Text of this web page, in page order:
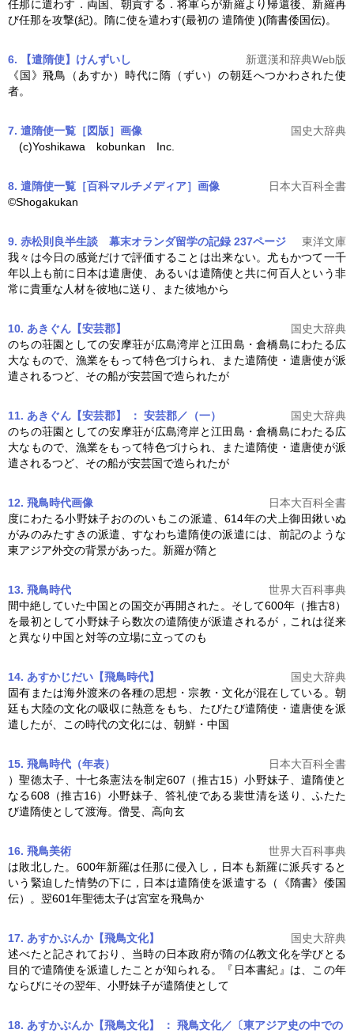
任那に遣わす．両国、朝貢する．将軍らが新羅より帰還後、新羅再
び任那を攻撃(紀)。隋に使を遣わす(最初の 遣隋使 )(隋書倭国伝)。
6. 【遣隋使】けんずいし
新選漢和辞典Web版
《国》飛鳥（あすか）時代に隋（ずい）の朝廷へつかわされた使
者。
7. 遣隋使一覧［図版］ 画像
国史大辞典
(c)Yoshikawa kobunkan Inc.
8. 遣隋使一覧［百科マルチメディア］ 画像
日本大百科全書
©Shogakukan
9. 赤松則良半生談 幕末オランダ留学の記録 237ページ
東洋文庫
我々は今日の感覚だけで評価することは出来ない。尤もかつて一千
年以上も前に日本は遣唐使、あるいは遣隋使 と共に何百人という非
常に貴重な人材を彼地に送り、また彼地から
10. あきぐん【安芸郡】
国史大辞典
のちの荘園としての安摩荘が広島湾岸と江田島・倉橋島にわたる広
大なもので、漁業をもって特色づけられ、また遣隋使 ・遣唐使が派
遣されるつど、その船が安芸国で造られたが
11. あきぐん【安芸郡】 ： 安芸郡／（一）
国史大辞典
のちの荘園としての安摩荘が広島湾岸と江田島・倉橋島にわたる広
大なもので、漁業をもって特色づけられ、また遣隋使 ・遣唐使が派
遣されるつど、その船が安芸国で造られたが
12. 飛鳥時代画像
日本大百科全書
度にわたる小野妹子おののいもこの派遣、614年の犬上御田鍬いぬ
がみのみたすきの派遣、すなわち遣隋使の派遣には、前記のような
東アジア外交の背景があった。新羅が隋と
13. 飛鳥時代
世界大百科事典
間中絶していた中国との国交が再開された。そして600年（推古8）
を最初として小野妹子ら数次の遣隋使が派遣されるが，これは従来
と異なり中国と対等の立場に立ってのも
14. あすかじだい【飛鳥時代】
国史大辞典
固有または海外渡来の各種の思想・宗教・文化が混在している。朝
廷も大陸の文化の吸収に熱意をもち、たびたび遣隋使 ・遣唐使を派
遣したが、この時代の文化には、朝鮮・中国
15. 飛鳥時代（年表）
日本大百科全書
）聖徳太子、十七条憲法を制定607（推古15）小野妹子、 遣隋使と
なる608（推古16）小野妹子、答礼使である裴世清を送り、ふたた
び遣隋使として渡海。僧旻、高向玄
16. 飛鳥美術
世界大百科事典
は敗北した。600年新羅は任那に侵入し，日本も新羅に派兵すると
いう緊迫した情勢の下に，日本は遣隋使を派遣する（《隋書》倭国
伝）。翌601年聖徳太子は宮室を飛鳥か
17. あすかぶんか【飛鳥文化】
国史大辞典
述べたと記されており、当時の日本政府が隋の仏教文化を学びとる
目的で遣隋使を派遣したことが知られる。『日本書紀』は、この年
ならびにその翌年、小野妹子が遣隋使として
18. あすかぶんか【飛鳥文化】 ： 飛鳥文化／〔東アジア史の中での